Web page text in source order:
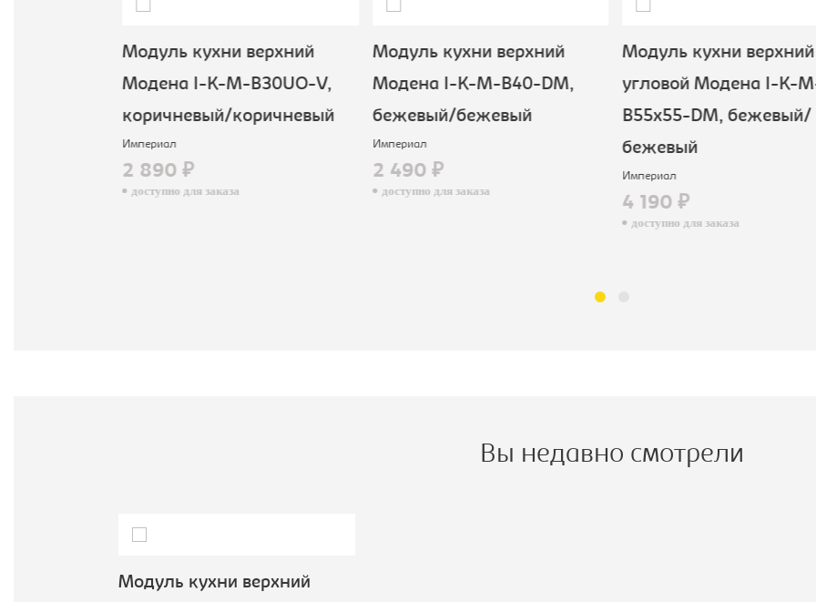
Модуль кухни верхний
Модена I-K-M-B30UO-V,
коричневый/коричневый
Империал
2 890 ₽
доступно для заказа
Модуль кухни верхний
Модена I-K-M-B40-DM,
бежевый/бежевый
Империал
2 490 ₽
доступно для заказа
Модуль кухни верхний
угловой Модена I-K-
B55x55-DM, бежевый/
бежевый
Империал
4 190 ₽
доступно для заказа
Вы недавно смотрели
Модуль кухни верхний